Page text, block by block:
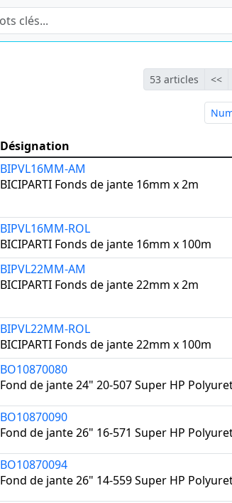
53 articles <<
Désignation
BIPVL16MM-AM
BICIPARTI Fonds de jante 16mm x 2m
BIPVL16MM-ROL
BICIPARTI Fonds de jante 16mm x 100m
BIPVL22MM-AM
BICIPARTI Fonds de jante 22mm x 2m
BIPVL22MM-ROL
BICIPARTI Fonds de jante 22mm x 100m
BO10870080
Fond de jante 24" 20-507 Super HP
BO10870090
Fond de jante 26" 16-571 Super HP
BO10870094
Fond de jante 26" 14-559 Super HP